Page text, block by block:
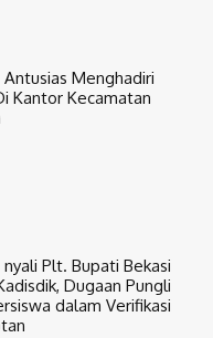
Menghadiri
Kantor Kecamatan
Plt. Bupati Bekasi
Dugaan Pungli
dalam Verifikasi